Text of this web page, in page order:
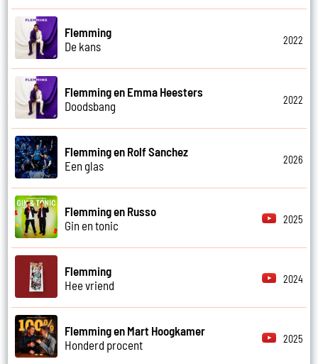
Flemming
De kans
2022
Flemming en Emma Heesters
Doodsbang
2022
Flemming en Rolf Sanchez
Een glas
2026
Flemming en Russo
Gin en tonic
2025
Flemming
Hee vriend
2024
Flemming en Mart Hoogkamer
Honderd procent
2025